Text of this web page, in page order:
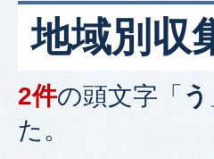
地域別収
2件の頭文字「 う
た。